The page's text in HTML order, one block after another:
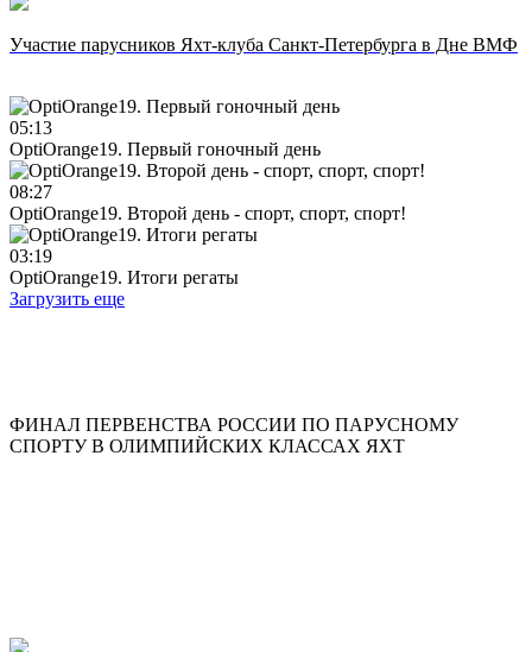
Участие парусников Яхт-клуба Санкт-Петербурга в Дне ВМФ
05:13
OptiOrange19. Первый гоночный день
08:27
OptiOrange19. Второй день - спорт, спорт, спорт!
03:19
OptiOrange19. Итоги регаты
Загрузить еще
ФИНАЛ ПЕРВЕНСТВА РОССИИ ПО ПАРУСНОМУ
СПОРТУ В ОЛИМПИЙСКИХ КЛАССАХ ЯХТ